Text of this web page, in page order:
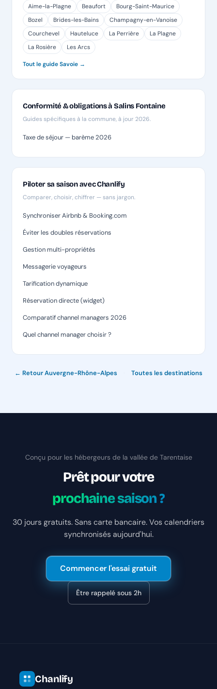
Aime-la-Plagne Beaufort
Bourg-Saint-Maurice
Bozel
Brides-les-Bains
Champagny-en-Vanoise
Courchevel
Hauteluce La Perrière
La Plagne
La Rosière
Les Arcs
Tout le guide Savoie →
Conformité & obligations à Salins Fontaine
Guides spécifiques à la commune, à jour 2026.
Taxe de séjour — barème 2026
Piloter sa saison avec Chanlify
Comparer, choisir, chiffrer — sans jargon.
Synchroniser Airbnb & Booking.com
Éviter les doubles réservations
Gestion multi-propriétés
Messagerie voyageurs
Tarification dynamique
Réservation directe (widget)
Comparatif channel managers 2026
Quel channel manager choisir ?
← Retour Auvergne-Rhône-Alpes Toutes les destinations
Conçu pour les hébergeurs de la vallée de Tarentaise
Prêt pour votre
prochaine saison ?
30 jours gratuits. Sans carte bancaire. Vos calendriers
synchronisés aujourd'hui.
Commencer l'essai gratuit
Être rappelé sous 2h
Chanlify